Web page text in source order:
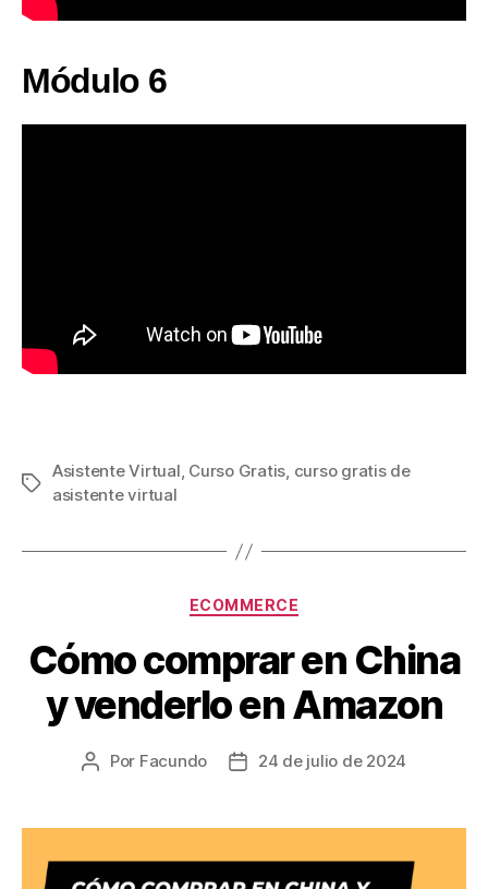
Módulo 6
Etiquetas
Asistente Virtual, Curso Gratis, curso gratis de
asistente virtual
Categorías
ECOMMERCE
Cómo comprar en China
y venderlo en Amazon
Autor
entrada
Por Facundo
Fecha
entrada
24 de julio de 2024